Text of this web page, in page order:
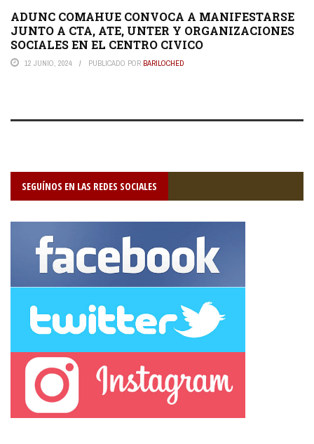
ADUNC COMAHUE CONVOCA A MANIFESTARSE
JUNTO A CTA, ATE, UNTER Y ORGANIZACIONES
SOCIALES EN EL CENTRO CIVICO
12 JUNIO, 2024 PUBLICADO POR BARILOCHED
SEGUÍNOS EN LAS REDES SOCIALES